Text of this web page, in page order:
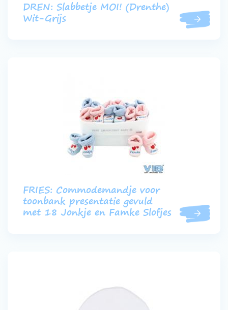
DREN: Slabbetje MOI! (Drenthe)
Wit-Grijs
FRIES: Commodemandje voor
toonbank presentatie gevuld
met 18 Jonkje en Famke Slofjes